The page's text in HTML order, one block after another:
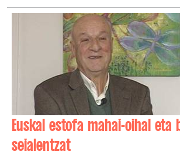
Euskal estofa mahai-oihal eta
seialentzat